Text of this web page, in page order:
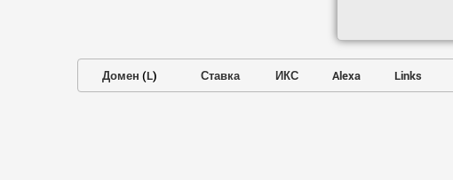
Домен (L) Ставка ИКС Alexa Links